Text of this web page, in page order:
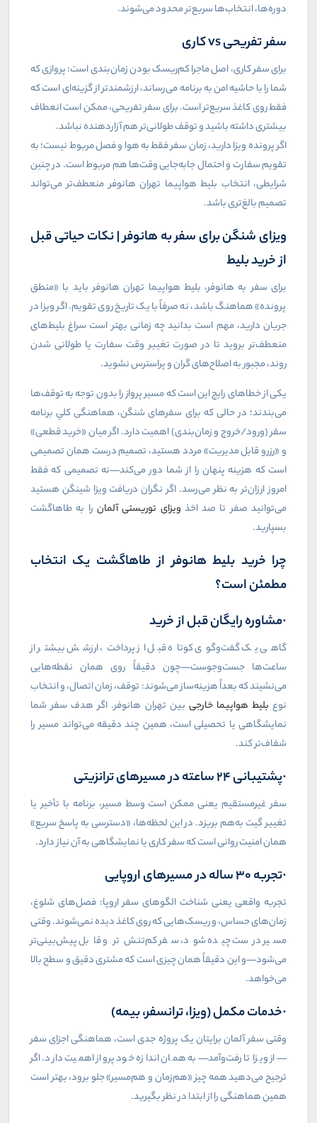
دوره‌ها، انتخاب‌ها سریع‌تر محدود می‌شوند.
سفر تفریحیvsکاری
برای سفر کاری، اصل ماجرا کم‌ریسک بودن زمان‌بندی است: پروازی که
شما را با حاشیه امن به برنامه می‌رساند، ارزشمندتر از گزینه‌ای است که
فقط روی کاغذ سریع‌تر است. برای سفر تفریحی، ممکن است انعطاف
بیشتری داشته باشید و توقف طولانی‌تر هم آزاردهنده نباشد.
اگر پرونده ویزا دارید، زمان سفر فقط به هوا و فصل مربوط نیست؛ به
تقویم سفارت و احتمال جابه‌جایی وقت‌ها هم مربوط است. در چنین
شرایطی، انتخاب بلیط هواپیما تهران هانوفر منعطف‌تر می‌تواند
تصمیم بالغ‌تری باشد.
ویزای شنگن برای سفر به هانوفر | نکات حیاتی قبل
از خرید بلیط
برای سفر به هانوفر، بلیط هواپیما تهران هانوفر باید با «منطق
پرونده» هماهنگ باشد، نه صرفاً با یک تاریخ روی تقویم. اگر ویزا در
جریان دارید، مهم است بدانید چه زمانی بهتر است سراغ بلیط‌های
منعطف‌تر بروید تا در صورت تغییر وقت سفارت یا طولانی شدن
روند، مجبور به اصلاح‌های گران و پراسترس نشوید.
یکی از خطاهای رایج این است که مسیر پرواز را بدون توجه به توقف‌ها
می‌بندند؛ در حالی که برای سفرهای شنگن، هماهنگی کلیِ برنامه
سفر (ورود/خروج و زمان‌بندی) اهمیت دارد. اگر میان «خرید قطعی»
و «رزرو قابل مدیریت» مردد هستید، تصمیم درست همان تصمیمی
است که هزینه پنهان را از شما دور می‌کند—نه تصمیمی که فقط
امروز ارزان‌تر به نظر می‌رسد. اگر نگران دریافت ویزا شینگن هستید
می‌توانید صفر تا صد اخذ ویزای توریستی آلمان را به طاهاگشت
بسپارید.
چرا خرید بلیط هانوفر از طاهاگشت یک انتخاب
مطمئن است؟
·مشاوره رایگان قبل از خرید
گاهی یک گفت‌وگوی کوتاه قبل از پرداخت، ارزشش بیشتر از
ساعت‌ها جست‌وجوست—چون دقیقاً روی همان نقطه‌هایی
می‌نشیند که بعداً هزینه‌ساز می‌شوند: توقف، زمان اتصال، و انتخاب
نوع بلیط هواپیما خارجی بین تهران هانوفر. اگر هدف سفر شما
نمایشگاهی یا تحصیلی است، همین چند دقیقه می‌تواند مسیر را
شفاف‌تر کند.
·پشتیبانی ۲۴ ساعته در مسیرهای ترانزیتی
سفر غیرمستقیم یعنی ممکن است وسط مسیر، برنامه با تأخیر یا
تغییر گیت به‌هم بریزد. در این لحظه‌ها، «دسترسی به پاسخ سریع»
همان امنیت روانی است که سفر کاری یا نمایشگاهی به آن نیاز دارد.
·تجربه ۳۰ ساله در مسیرهای اروپایی
تجربه واقعی یعنی شناخت الگوهای سفر اروپا: فصل‌های شلوغ،
زمان‌های حساس، و ریسک‌هایی که روی کاغذ دیده نمی‌شوند. وقتی
مسیر درست چیده شود، سفر کم‌تنش‌تر و قابل پیش‌بینی‌تر
می‌شود—و این دقیقاً همان چیزی است که مشتری دقیق و سطح بالا
می‌خواهد.
·خدمات مکمل (ویزا، ترانسفر، بیمه)
وقتی سفر آلمان برایتان یک پروژه جدی است، هماهنگی اجزای سفر
—از ویزا تا رفت‌وآمد—به همان اندازه خود پرواز اهمیت دارد. اگر
ترجیح می‌دهید همه چیز «هم‌زمان و هم‌مسیر» جلو برود، بهتر است
همین هماهنگی را از ابتدا در نظر بگیرید.